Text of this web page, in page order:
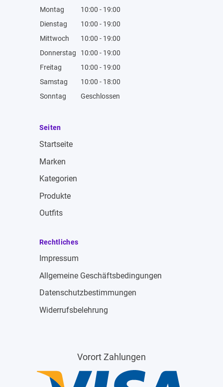
Montag
10:00 - 19:00
Dienstag
10:00 - 19:00
Mittwoch
10:00 - 19:00
Donnerstag
10:00 - 19:00
Freitag
10:00 - 19:00
Samstag
10:00 - 18:00
Sonntag
Geschlossen
Seiten
Startseite
Marken
Kategorien
Produkte
Outfits
Rechtliches
Impressum
Allgemeine Geschäftsbedingungen
Datenschutzbestimmungen
Widerrufsbelehrung
Vorort Zahlungen